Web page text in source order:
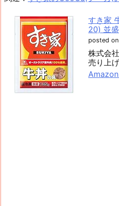
すき家
20) 並
posted on
株式会
売り上